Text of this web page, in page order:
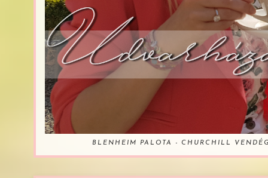
BLENHEIM PALOTA - CHURCHILL